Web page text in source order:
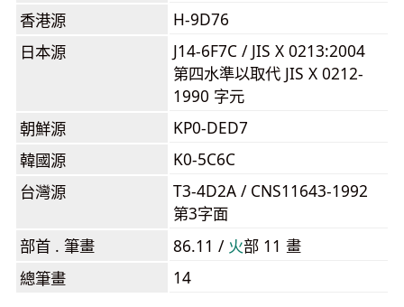
香港源
H-9D76
日本源
J14-6F7C / JIS X 0213:2004
第四水準以取代 JIS X 0212-
1990 字元
朝鮮源
KP0-DED7
韓國源
K0-5C6C
台灣源
T3-4D2A / CNS11643-1992
第3字面
部首 . 筆畫
86.11 / ⽕部 11 畫
總筆畫
14